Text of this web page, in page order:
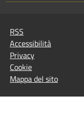
RSS
Accessibilità
Privacy
Cookie
Mappa del sito